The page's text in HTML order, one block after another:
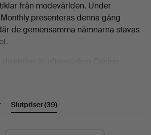
från modevärlden. Under
presenteras denna gång
de gemensamma nämnarna stavas
Minaudière Pale Gold Hardware
exklusiva modeller från
Slutpriser(39)